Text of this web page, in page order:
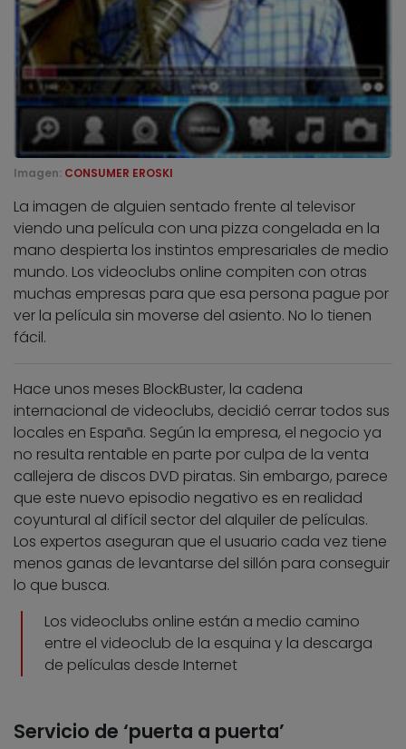
Imagen: CONSUMER EROSKI
La imagen de alguien sentado frente al televisor
viendo una película con una pizza congelada en la
mano despierta los instintos empresariales de medio
mundo. Los videoclubs online compiten con otras
muchas empresas para que esa persona pague por
ver la película sin moverse del asiento. No lo tienen
fácil.
Hace unos meses BlockBuster, la cadena
internacional de videoclubs, decidió cerrar todos sus
locales en España. Según la empresa, el negocio ya
no resulta rentable en parte por culpa de la venta
callejera de discos DVD piratas. Sin embargo, parece
que este nuevo episodio negativo es en realidad
coyuntural al difícil sector del alquiler de películas.
Los expertos aseguran que el usuario cada vez tiene
menos ganas de levantarse del sillón para conseguir
lo que busca.
Los videoclubs online están a medio camino
entre el videoclub de la esquina y la descarga
de películas desde Internet
Servicio de ‘puerta a puerta’